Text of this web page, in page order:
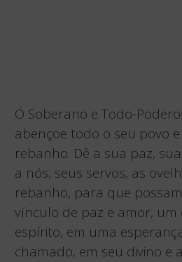
Ó Soberano e Todo-
abençoe todo o seu povo
rebanho. Dê a sua paz,
a nós, seus servos, as
rebanho, para que
vínculo de paz e amor, um
espírito, em uma
chamado, em seu divino e